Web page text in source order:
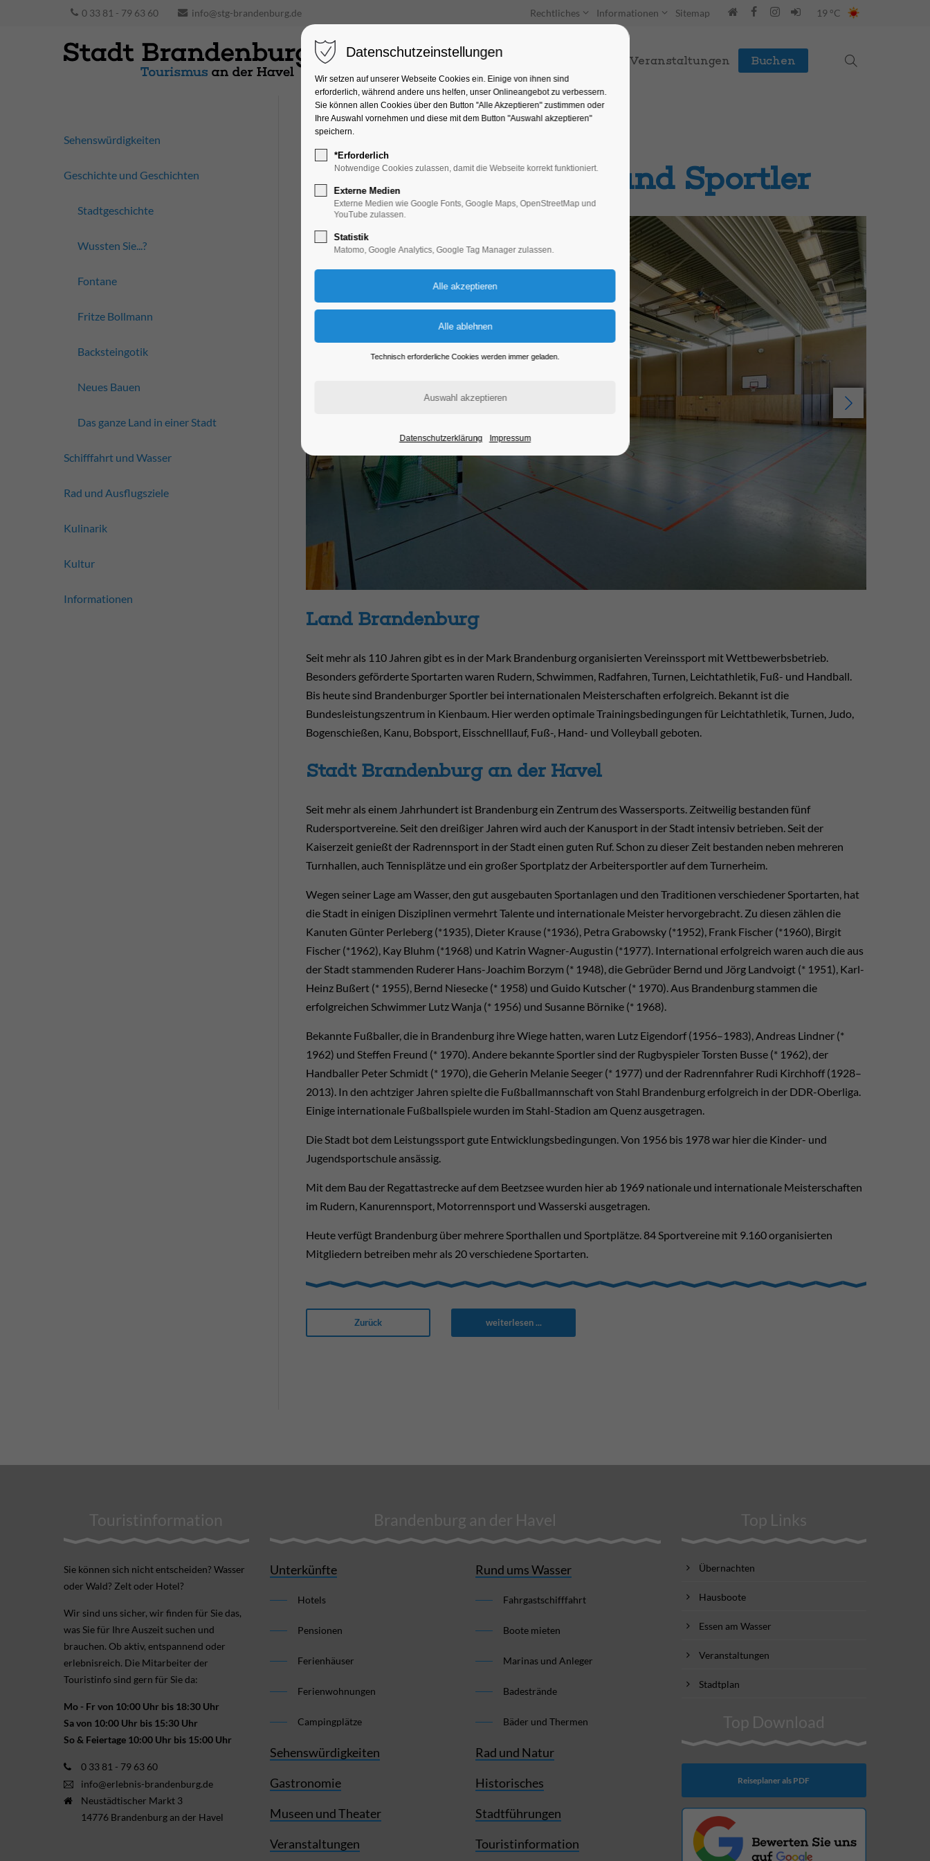
0 33 81 - 79 63 60 info@stg-brandenburg.de Rechtliches Informationen Sitemap 19 °C
Unterkünfte Entdecken & Erleben Veranstaltungen Buchen
Sport, Sportstätten und Sportler
Land Brandenburg
Seit mehr als 110 Jahren gibt es in der Mark Brandenburg organisierten Vereinssport mit Wettbewerbsbetrieb.
Besonders geförderte Sportarten waren Rudern, Schwimmen, Radfahren, Turnen, Leichtathletik, Fuß- und Handball.
Bis heute sind Brandenburger Sportler bei internationalen Meisterschaften erfolgreich. Bekannt ist die
Bundesleistungszentrum in Kienbaum. Hier werden optimale Trainingsbedingungen für Leichtathletik, Turnen, Judo,
Bogenschießen, Kanu, Bobsport, Eisschnelllauf, Fuß-, Hand- und Volleyball geboten.
Stadt Brandenburg an der Havel
Seit mehr als einem Jahrhundert ist Brandenburg ein Zentrum des Wassersports. Zeitweilig bestanden fünf
Rudersportvereine. Seit den dreißiger Jahren wird auch der Kanusport in der Stadt intensiv betrieben. Seit der
Kaiserzeit genießt der Radrennsport in der Stadt einen guten Ruf. Schon zu dieser Zeit bestanden neben mehreren
Turnhallen, auch Tennisplätze und ein großer Sportplatz der Arbeitersportler auf dem Turnerheim.
Wegen seiner Lage am Wasser, den gut ausgebauten Sportanlagen und den Traditionen verschiedener Sportarten, hat
die Stadt in einigen Disziplinen vermehrt Talente und internationale Meister hervorgebracht. Zu diesen zählen die
Kanuten Günter Perleberg (*1935), Dieter Krause (*1936), Petra Grabowsky (*1952), Frank Fischer (*1960), Birgit
Fischer (*1962), Kay Bluhm (*1968) und Katrin Wagner-Augustin (*1977). International erfolgreich waren auch die aus
der Stadt stammenden Ruderer Hans-Joachim Borzym (* 1948), die Gebrüder Bernd und Jörg Landvoigt (* 1951), Karl-
Heinz Bußert (* 1955), Bernd Niesecke (* 1958) und Guido Kutscher (* 1970). Aus Brandenburg stammen die
erfolgreichen Schwimmer Lutz Wanja (* 1956) und Susanne Börnike (* 1968).
Bekannte Fußballer, die in Brandenburg ihre Wiege hatten, waren Lutz Eigendorf (1956–1983), Andreas Lindner (*
1962) und Steffen Freund (* 1970). Andere bekannte Sportler sind der Rugbyspieler Torsten Busse (* 1962), der
Handballer Peter Schmidt (* 1970), die Geherin Melanie Seeger (* 1977) und der Radrennfahrer Rudi Kirchhoff (1928–
2013). In den achtziger Jahren spielte die Fußballmannschaft von Stahl Brandenburg erfolgreich in der DDR-Oberliga.
Einige internationale Fußballspiele wurden im Stahl-Stadion am Quenz ausgetragen.
Die Stadt bot dem Leistungssport gute Entwicklungsbedingungen. Von 1956 bis 1978 war hier die Kinder- und
Jugendsportschule ansässig.
Mit dem Bau der Regattastrecke auf dem Beetzsee wurden hier ab 1969 nationale und internationale Meisterschaften
im Rudern, Kanurennsport, Motorrennsport und Wasserski ausgetragen.
Heute verfügt Brandenburg über mehrere Sporthallen und Sportplätze. 84 Sportvereine mit 9.160 organisierten
Mitgliedern betreiben mehr als 20 verschiedene Sportarten.
Zurück weiterlesen ...
Sehenswürdigkeiten
Geschichte und Geschichten
Stadtgeschichte
Wussten Sie...?
Fontane
Fritze Bollmann
Backsteingotik
Neues Bauen
Das ganze Land in einer Stadt
Schifffahrt und Wasser
Rad und Ausflugsziele
Kulinarik
Kultur
Informationen
Touristinformation
Sie können sich nicht ent­scheiden? Wasser
oder Wald? Zelt oder Hotel?
Wir sind uns sicher, wir finden für Sie das,
was Sie für Ihre Aus­zeit suchen und
brauchen. Ob aktiv, ent­spannend oder
erlebnis­reich. Die Mitarbeiter der
Touristinfo sind gern für Sie da:
Mo - Fr von 10:00 Uhr bis 18:30 Uhr
Sa von 10:00 Uhr bis 15:30 Uhr
So & Feiertage 10:00 Uhr bis 15:00 Uhr
0 33 81 - 79 63 60
info@erlebnis-brandenburg.de
Neustädtischer Markt 3
14776 Brandenburg an der Havel
Brandenburg an der Havel
Unterkünfte
Hotels
Pensionen
Ferienhäuser
Ferienwohnungen
Campingplätze
Sehenswürdigkeiten
Gastronomie
Museen und Theater
Veranstaltungen
Rund ums Wasser
Fahrgastschifffahrt
Boote mieten
Marinas und Anleger
Badestrände
Bäder und Thermen
Rad und Natur
Historisches
Stadtführungen
Touristinformation
Top Links
Übernachten
Hausboote
Essen am Wasser
Veranstaltungen
Stadtplan
Top Download
Reiseplaner als PDF
Datenschutzeinstellungen
Wir setzen auf unserer Webseite Cookies ein. Einige von ihnen sind
erforderlich, während andere uns helfen, unser Onlineangebot zu verbessern.
Sie können allen Cookies über den Button "Alle Akzeptieren" zustimmen oder
Ihre Auswahl vornehmen und diese mit dem Button "Auswahl akzeptieren"
speichern.
*Erforderlich
Notwendige Cookies zulassen, damit die Webseite korrekt funktioniert.
Externe Medien
Externe Medien wie Google Fonts, Google Maps, OpenStreetMap und
YouTube zulassen.
Statistik
Matomo, Google Analytics, Google Tag Manager zulassen.
Technisch erforderliche Cookies werden immer geladen.
Datenschutzerklärung Impressum